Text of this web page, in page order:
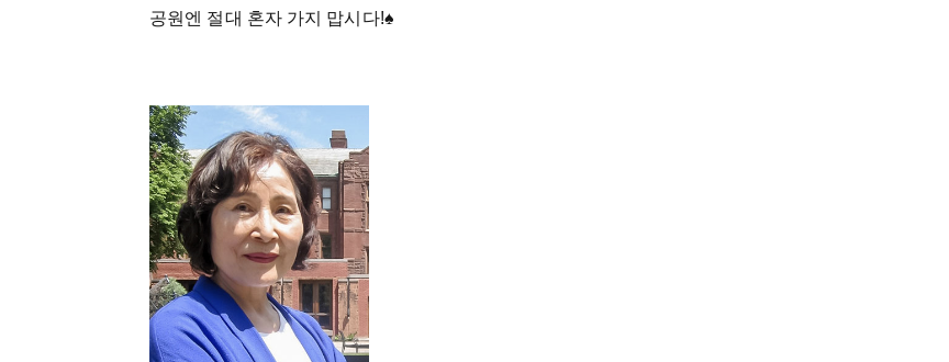
공원엔 절대 혼자 가지 맙시다!♠